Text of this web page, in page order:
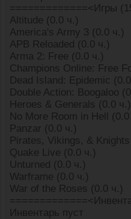
=============<Игры
Altitude (0.0 ч.)
America's Army 3 (0.0 ч.)
APB Reloaded (0.0 ч.)
Arma 2: Free (0.0 ч.)
Champions Online: Free
Dead Island: Epidemic
Double Action: Boogaloo
Heroes & Generals (0.0 ч.)
No More Room in Hell
Panzar (0.0 ч.)
Pirates, Vikings, &
Quake Live (0.0 ч.)
Unturned (0.0 ч.)
Warframe (0.0 ч.)
War of the Roses (0.0 ч.)
Инвентарь пуст